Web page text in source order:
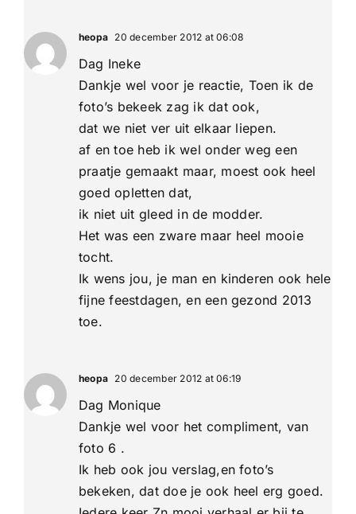
heopa 20 december 2012 at 06:08
Dag Ineke
Dankje wel voor je reactie, Toen ik de
foto’s bekeek zag ik dat ook,
dat we niet ver uit elkaar liepen.
af en toe heb ik wel onder weg een
praatje gemaakt maar, moest ook heel
goed opletten dat,
ik niet uit gleed in de modder.
Het was een zware maar heel mooie
tocht.
Ik wens jou, je man en kinderen ook hele
fijne feestdagen, en een gezond 2013
toe.
heopa 20 december 2012 at 06:19
Dag Monique
Dankje wel voor het compliment, van
foto 6 .
Ik heb ook jou verslag,en foto’s
bekeken, dat doe je ook heel erg goed.